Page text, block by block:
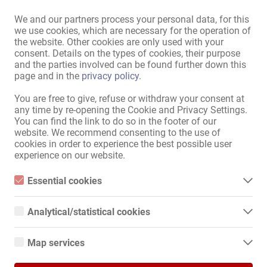
We and our partners process your personal data, for this
we use cookies, which are necessary for the operation of
the website. Other cookies are only used with your
consent. Details on the types of cookies, their purpose
and the parties involved can be found further down this
page and in the privacy policy.
You are free to give, refuse or withdraw your consent at
any time by re-opening the Cookie and Privacy Settings.
You can find the link to do so in the footer of our
website. We recommend consenting to the use of
cookies in order to experience the best possible user
experience on our website.
Essential cookies
Essential cookies are all cookies necessary for the operation of
function properly without these cookies.
Analytical/statistical cookies
Analytical or statistical cookies are cookies that are used to
They help website owners understand how visitors interact with
Map services
ВНИМАНИЕ нов номер:
0163-2676795
Наемане на луксозни стаи "Rote 9"
Предлагаме новореновирани, висококачествено обзаведени
стаи в ексклузивна обстановка, идеална за самонаети жени,
които ценят комфорта и уединението.
• 5 луксозни стаи: Стилно обзаведени и оборудвани с всичко
• Модерни удобства: Включен Wi-Fi, така че винаги сте
Прочети повече